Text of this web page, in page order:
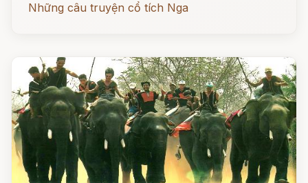
Những câu truyện cổ tích Nga